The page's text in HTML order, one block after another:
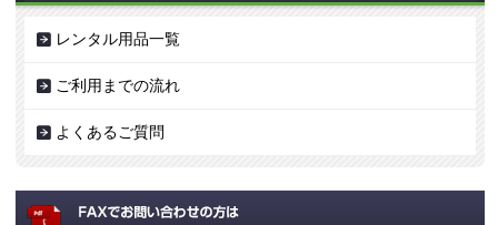
レンタル用品一覧
ご利用までの流れ
よくあるご質問